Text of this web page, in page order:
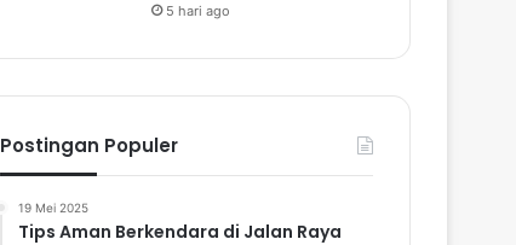
5 hari ago
Postingan Populer
19 Mei 2025
Tips Aman Berkendara di Jalan Raya